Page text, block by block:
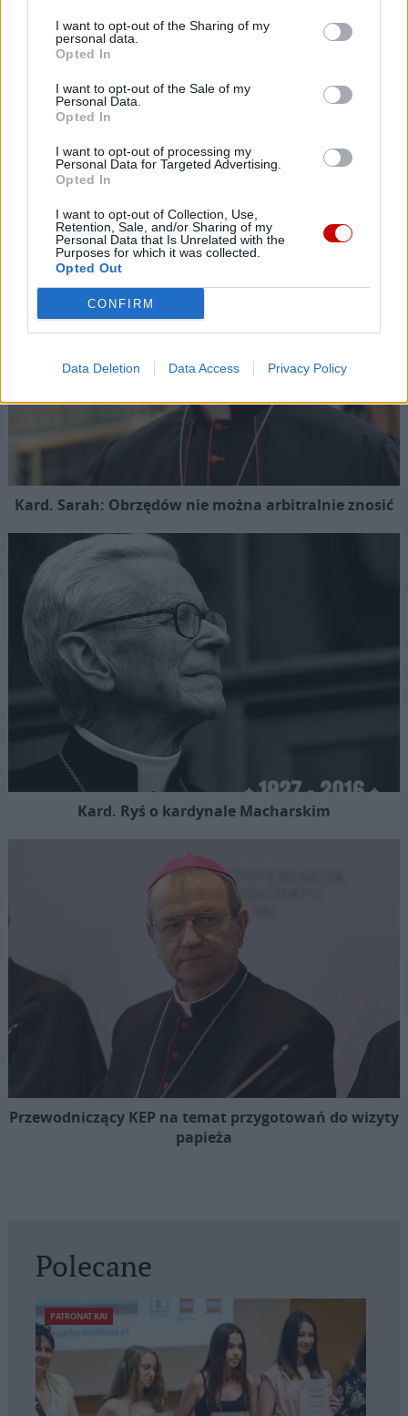
I want to opt-out of the Sharing of my
personal data.
Opted In
I want to opt-out of the Sale of my
Personal Data.
Opted In
I want to opt-out of processing my
Personal Data for Targeted Advertising.
Opted In
I want to opt-out of Collection, Use,
Retention, Sale, and/or Sharing of my
Personal Data that Is Unrelated with the
Purposes for which it was collected.
Opted Out
CONFIRM
Data Deletion Data Access Privacy Policy
07 sierpnia 2026 | 16:31
Boliwijscy biskupi w obliczu kryzysu apelują o sprawiedliwość
07 sierpnia 2026 | 16:13
Zwierzchnik UKGK: Świętowanie Przemienienia Pańskiego to
spotkanie z Chrystusem
Popularne
Kard. Sarah: Obrzędów nie można arbitralnie znosić
Kard. Ryś o kardynale Macharskim
Przewodniczący KEP na temat przygotowań do wizyty
papieża
Polecane
PATRONAT KAI